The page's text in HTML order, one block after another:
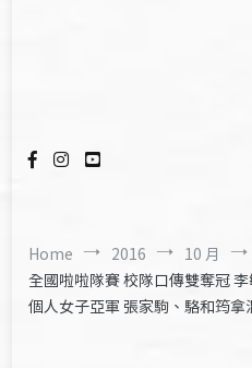
Home 2016 10 月
全國啦啦隊賽 校隊口傳雙奪冠
個人女子亞軍 張家駒、駱和筠